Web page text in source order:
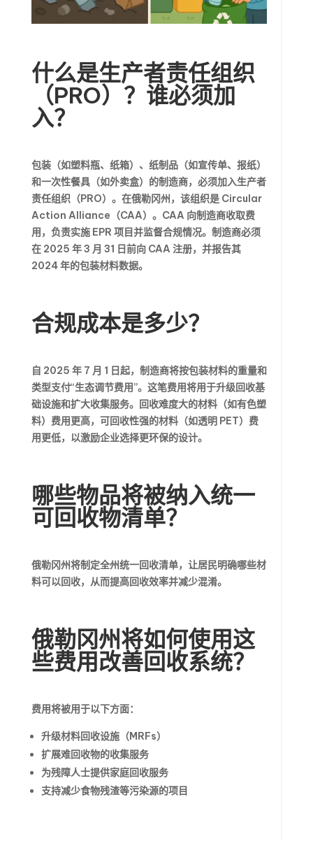
什么是生产者责任组织
（PRO）？谁必须加
入？
包装（如塑料瓶、纸箱）、纸制品（如宣传单、报纸）
和一次性餐具（如外卖盒）的制造商，必须加入生产者
责任组织（PRO）。在俄勒冈州，该组织是 Circular
Action Alliance（CAA）。CAA 向制造商收取费
用，负责实施 EPR 项目并监督合规情况。制造商必须
在 2025 年 3 月 31 日前向 CAA 注册，并报告其
2024 年的包装材料数据。
合规成本是多少？
自 2025 年 7 月 1 日起，制造商将按包装材料的重量和
类型支付“生态调节费用”。这笔费用将用于升级回收基
础设施和扩大收集服务。回收难度大的材料（如有色塑
料）费用更高，可回收性强的材料（如透明 PET）费
用更低，以激励企业选择更环保的设计。
哪些物品将被纳入统一
可回收物清单？
俄勒冈州将制定全州统一回收清单，让居民明确哪些材
料可以回收，从而提高回收效率并减少混淆。
俄勒冈州将如何使用这
些费用改善回收系统？
费用将被用于以下方面：
升级材料回收设施（MRFs）
扩展难回收物的收集服务
为残障人士提供家庭回收服务
支持减少食物残渣等污染源的项目